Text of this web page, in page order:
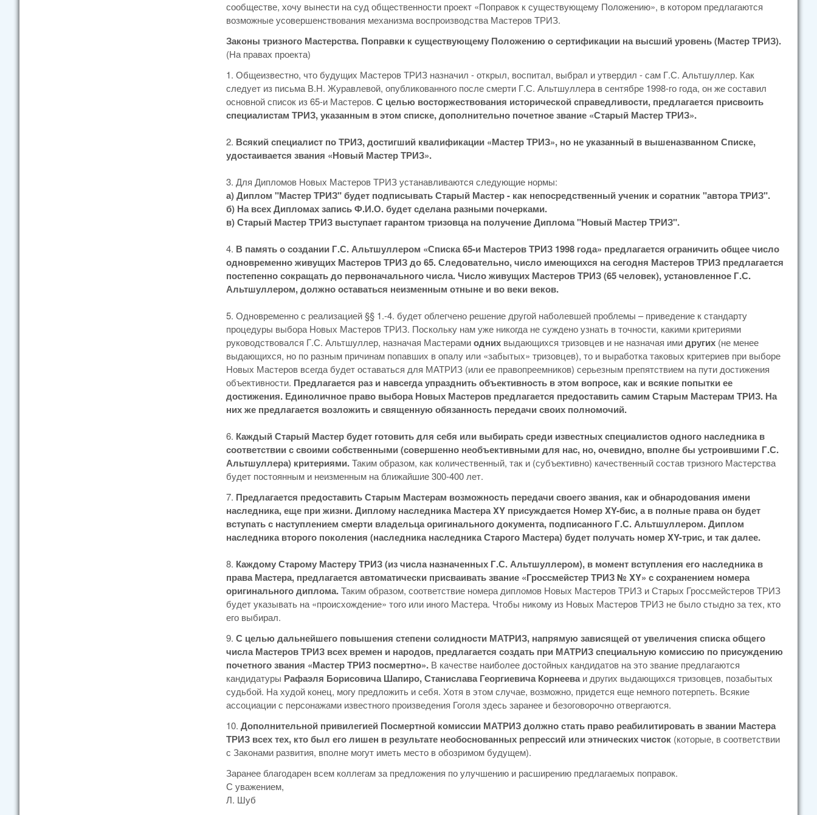
сообществе, хочу вынести на суд общественности проект «Поправок к существующему Положению», в котором предлагаются
возможные усовершенствования механизма воспроизводства Мастеров ТРИЗ.
Законы тризного Мастерства. Поправки к существующему Положению о сертификации на высший уровень (Мастер ТРИЗ).
(На правах проекта)
1. Общеизвестно, что будущих Мастеров ТРИЗ назначил - открыл, воспитал, выбрал и утвердил - сам Г.С. Альтшуллер. Как
следует из письма В.Н. Журавлевой, опубликованного после смерти Г.С. Альтшуллера в сентябре 1998-го года, он же составил
основной список из 65-и Мастеров. С целью восторжествования исторической справедливости, предлагается присвоить
специалистам ТРИЗ, указанным в этом списке, дополнительно почетное звание «Старый Мастер ТРИЗ».
2. Всякий специалист по ТРИЗ, достигший квалификации «Мастер ТРИЗ», но не указанный в вышеназванном Списке,
удостаивается звания «Новый Мастер ТРИЗ».
3. Для Дипломов Новых Мастеров ТРИЗ устанавливаются следующие нормы:
а) Диплом "Мастер ТРИЗ" будет подписывать Старый Мастер - как непосредственный ученик и соратник "автора ТРИЗ".
б) На всех Дипломах запись Ф.И.О. будет сделана разными почерками.
в) Старый Мастер ТРИЗ выступает гарантом тризовца на получение Диплома "Новый Мастер ТРИЗ".
4. В память о создании Г.С. Альтшуллером «Списка 65-и Мастеров ТРИЗ 1998 года» предлагается ограничить общее число
одновременно живущих Мастеров ТРИЗ до 65. Следовательно, число имеющихся на сегодня Мастеров ТРИЗ предлагается
постепенно сокращать до первоначального числа. Число живущих Мастеров ТРИЗ (65 человек), установленное Г.С.
Альтшуллером, должно оставаться неизменным отныне и во веки веков.
5. Одновременно с реализацией §§ 1.-4. будет облегчено решение другой наболевшей проблемы – приведение к стандарту
процедуры выбора Новых Мастеров ТРИЗ. Поскольку нам уже никогда не суждено узнать в точности, какими критериями
руководствовался Г.С. Альтшуллер, назначая Мастерамиодних выдающихся тризовцев и не назначая имидругих (не менее
выдающихся, но по разным причинам попавших в опалу или «забытых» тризовцев), то и выработка таковых критериев при выборе
Новых Мастеров всегда будет оставаться для МАТРИЗ (или ее правопреемников) серьезным препятствием на пути достижения
объективности. Предлагается раз и навсегда упразднить объективность в этом вопросе, как и всякие попытки ее
достижения. Единоличное право выбора Новых Мастеров предлагается предоставить самим Старым Мастерам ТРИЗ. На
них же предлагается возложить и священную обязанность передачи своих полномочий.
6. Каждый Старый Мастер будет готовить для себя или выбирать среди известных специалистов одного наследника в
соответствии с своими собственными (совершенно необъективными для нас, но, очевидно, вполне бы устроившими Г.С.
Альтшуллера) критериями.Таким образом, как количественный, так и (субъективно) качественный состав тризного Мастерства
будет постоянным и неизменным на ближайшие 300-400 лет.
7. Предлагается предоставить Старым Мастерам возможность передачи своего звания, как и обнародования имени
наследника, еще при жизни. Диплому наследника Мастера XY присуждается Номер XY-бис, а в полные права он будет
вступать с наступлением смерти владельца оригинального документа, подписанного Г.С. Альтшуллером. Диплом
наследника второго поколения (наследника наследника Старого Мастера) будет получать номер XY-трис, и так далее.
8. Каждому Старому Мастеру ТРИЗ (из числа назначенных Г.С. Альтшуллером), в момент вступления его наследника в
права Мастера, предлагается автоматически присваивать звание «Гроссмейстер ТРИЗ № XY» с сохранением номера
оригинального диплома.Таким образом, соответствие номера дипломов Новых Мастеров ТРИЗ и Старых Гроссмейстеров ТРИЗ
будет указывать на «происхождение» того или иного Мастера. Чтобы никому из Новых Мастеров ТРИЗ не было стыдно за тех, кто
его выбирал.
9. С целью дальнейшего повышения степени солидности МАТРИЗ, напрямую зависящей от увеличения списка общего
числа Мастеров ТРИЗ всех времен и народов, предлагается создать при МАТРИЗ специальную комиссию по присуждению
почетного звания «Мастер ТРИЗ посмертно». В качестве наиболее достойных кандидатов на это звание предлагаются
кандидатуры Рафаэля Борисовича Шапиро, Станислава Георгиевича Корнееваи других выдающихся тризовцев, позабытых
судьбой. На худой конец, могу предложить и себя. Хотя в этом случае, возможно, придется еще немного потерпеть. Всякие
ассоциации с персонажами известного произведения Гоголя здесь заранее и безоговорочно отвергаются.
10. Дополнительной привилегией Посмертной комиссии МАТРИЗ должно стать право реабилитировать в звании Мастера
ТРИЗ всех тех, кто был его лишен в результате необоснованных репрессий или этнических чисток (которые, в соответствии
с Законами развития, вполне могут иметь место в обозримом будущем).
Заранее благодарен всем коллегам за предложения по улучшению и расширению предлагаемых поправок.
С уважением,
Л. Шуб